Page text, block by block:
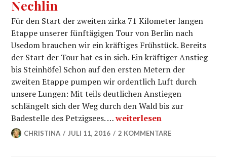
Nechlin
Für den Start der zweiten zirka 71 Kilometer langen
Etappe unserer fünftägigen Tour von Berlin nach
Usedom brauchen wir ein kräftiges Frühstück. Bereits
der Start der Tour hat es in sich. Ein kräftiger Anstieg
bis Steinhöfel Schon auf den ersten Metern der
zweiten Etappe pumpen wir ordentlich Luft durch
unsere Lungen: Mit teils deutlichen Anstiegen
schlängelt sich der Weg durch den Wald bis zur
Badestelle des Petzigsees. …Radfernweg Berlin-
weiterlesen
CHRISTINA JULI 11, 2016 2 KOMMENTARE